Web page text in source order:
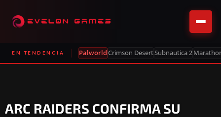
EN TENDENCIA PalworldCrimson DesertSubnautica 2
ARC RAIDERS CONFIRMA SU